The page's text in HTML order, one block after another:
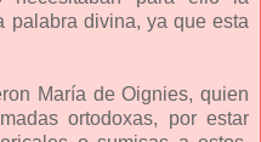
palabra divina, ya que esta
María de Oignies, quien
ortodoxas, por estar